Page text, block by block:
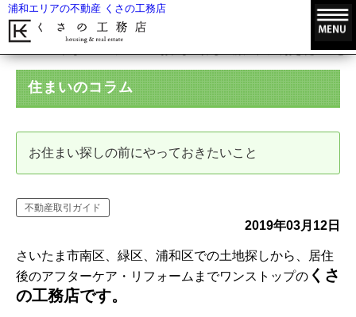
浦和エリアの不動産 くさの工務店
お住まい探しの前にやっておきたいこと
住まいのコラム
お住まい探しの前にやっておきたいこと
不動産取引ガイド
2019年03月12日
さいたま市南区、緑区、浦和区での土地探しから、居住
後のアフターケア・リフォームまでワンストップの くさ
の工務店です。